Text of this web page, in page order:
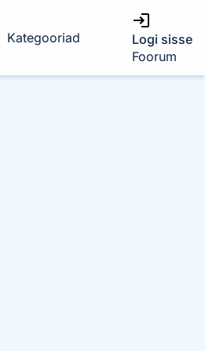
Kategooriad
Logi sisse
Foorum